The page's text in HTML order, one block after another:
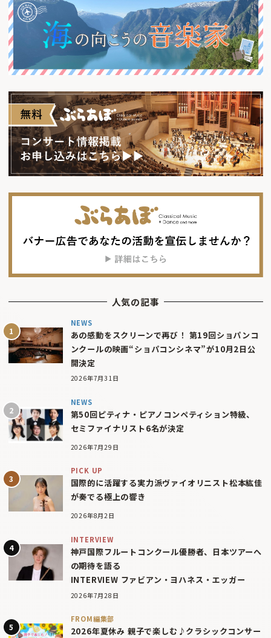
人気の記事
NEWS
あの感動をスクリーンで再び！ 第19回ショパンコ
ンクールの映画“ショパコンシネマ”が10月2日公
開決定
2026年7月31日
NEWS
第50回ピティナ・ピアノコンペティション特級、
セミファイナリスト6名が決定
2026年7月29日
PICK UP
国際的に活躍する実力派ヴァイオリニスト松本紘佳
が奏でる極上の響き
2026年8月2日
INTERVIEW
神戸国際フルートコンクール優勝者、日本ツアーへ
の期待を語る
INTERVIEW ファビアン・ヨハネス・エッガー
2026年7月28日
FROM編集部
2026年夏休み 親子で楽しむ♪クラシックコンサー